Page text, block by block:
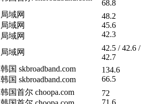
68.8
局域网
局域网
局域网
48.2
45.6
42.3
局域网
42.5 / 42.6 /
42.7
韩国 skbroadband.com
韩国 skbroadband.com
134.6
66.5
韩国首尔 choopa.com
72